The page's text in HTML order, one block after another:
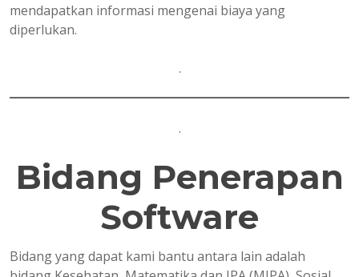
mendapatkan informasi mengenai biaya yang
diperlukan.
.
.
Bidang Penerapan
Software
Bidang yang dapat kami bantu antara lain adalah